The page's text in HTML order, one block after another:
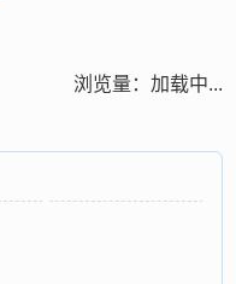
浏览量： 加载中...